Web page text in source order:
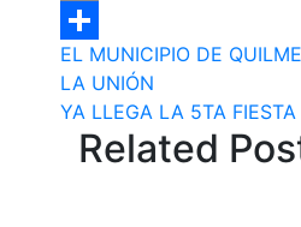
Email
Compartir
Navegación
de
entradas
EL MUNICIPIO DE
LA UNIÓN
YA LLEGA LA 5TA
Related